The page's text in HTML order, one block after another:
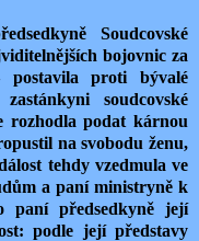
Soudcovské
bojovnic za
postavila proti bývalé
soudcovské
rozhodla podat kárnou
na svobodu ženu,
tehdy vzedmula ve
a paní ministryně k
paní předsedkyně její
podle její představy